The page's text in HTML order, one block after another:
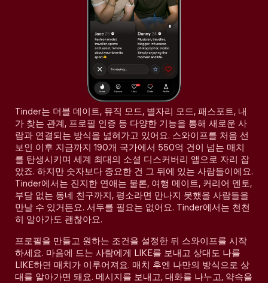
Tinder는 더블 데이트, 뮤직 모드, 별자리 모드, 패스포트, 내
가 찾는 관계, 프로필 인증 등 다양한 기능을 통해 새로운 사
람과 연결되는 방식을 넓혀가고 있어요. 스와이프를 처음 선
보인 이후 지금까지 190개 국가에서 550억 건이 넘는 매치
를 탄생시키며 세계 최대의 소셜 디스커버리 앱으로 자리 잡
았죠. 하지만 숫자보다 중요한 건 그 뒤에 있는 사람들이에요.
Tinder에서는 진지한 연애는 물론, 여행 메이트, 커리어 멘토,
부담 없는 동네 친구까지, 평소라면 만나지 못했을 사람들을
만날 수 있거든요. 서두를 필요는 없어요. Tinder에서는 천천
히 알아가도 괜찮아요.
프로필을 만들고 원하는 조건을 설정한 뒤 스와이프를 시작
하세요. 마음에 드는 사람에게 LIKE를 보내고 상대도 나를
LIKE하면 매치가 이루어져요. 매치 후엔 나만의 방식으로 상
대를 알아가면 돼요. 메시지를 보내고, 대화를 나누고, 약속을